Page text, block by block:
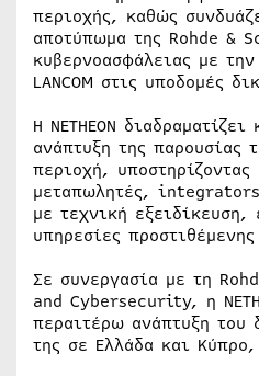
περιοχής, καθώς
αποτύπωμα της Rohde &
κυβερνοασφάλειας με
LANCOM στις υποδομές
Η NETHEON
ανάπτυξη της παρουσίας
περιοχή, υποστηρίζοντας
μεταπωλητές, integrators
με τεχνική εξειδίκευση,
υπηρεσίες προστιθέμενης
Σε συνεργασία με τη
and Cybersecurity, η
περαιτέρω ανάπτυξη του
της σε Ελλάδα και